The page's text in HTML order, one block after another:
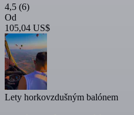
4,5 (6)
Od
105,04 US$
Lety horkovzdušným balónem